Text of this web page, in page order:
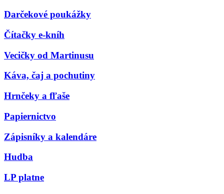
Darčekové poukážky
Čítačky e-kníh
Vecičky od Martinusu
Káva, čaj a pochutiny
Hrnčeky a fľaše
Papiernictvo
Zápisníky a kalendáre
Hudba
LP platne